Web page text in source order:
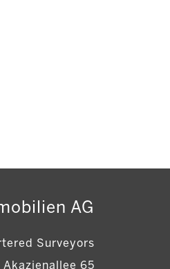
AG
Surveyors
Akazienallee 65